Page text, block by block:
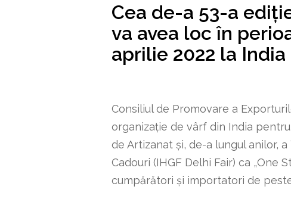
Cea de-a 53-a
va avea loc în
aprilie 2022 la
Consiliul de Promovare a
organizație de vârf din India
de Artizanat și, de-a lungul anilor,
Cadouri (IHGF Delhi Fair) ca „One
cumpărători și importatori de